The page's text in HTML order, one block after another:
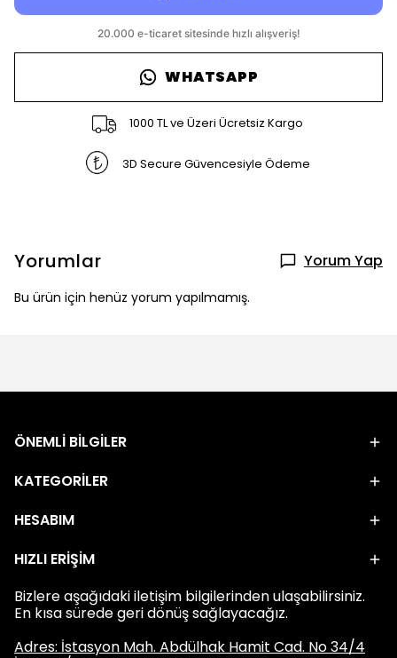
WHATSAPP
1000 TL ve Üzeri Ücretsiz Kargo
3D Secure Güvencesiyle Ödeme
Yorumlar Yorum Yap
Bu ürün için henüz yorum yapılmamış.
ÖNEMLİ BİLGİLER
KATEGORİLER
HESABIM
HIZLI ERİŞİM
Bizlere aşağıdaki iletişim bilgilerinden ulaşabilirsiniz.
En kısa sürede geri dönüş sağlayacağız.
Adres: İstasyon Mah. Abdülhak Hamit Cad. No 34/4